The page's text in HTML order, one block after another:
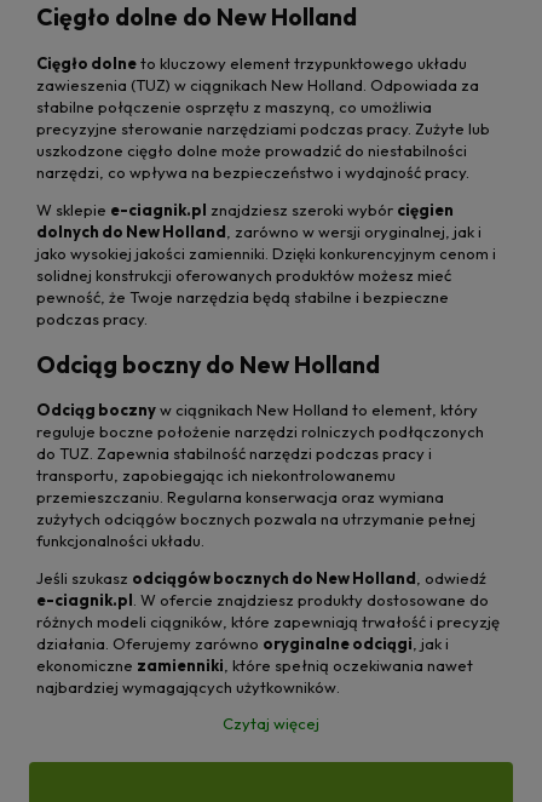
Cięgło dolne do New Holland
Cięgło dolneto kluczowy element trzypunktowego układu
zawieszenia (TUZ) w ciągnikach New Holland. Odpowiada za
stabilne połączenie osprzętu z maszyną, co umożliwia
precyzyjne sterowanie narzędziami podczas pracy. Zużyte lub
uszkodzone cięgło dolne może prowadzić do niestabilności
narzędzi, co wpływa na bezpieczeństwo i wydajność pracy.
W sklepie e-ciagnik.pl znajdziesz szeroki wybór cięgien
dolnych do New Holland , zarówno w wersji oryginalnej, jak i
jako wysokiej jakości zamienniki. Dzięki konkurencyjnym cenom i
solidnej konstrukcji oferowanych produktów możesz mieć
pewność, że Twoje narzędzia będą stabilne i bezpieczne
podczas pracy.
Odciąg boczny do New Holland
Odciąg bocznyw ciągnikach New Holland to element, który
reguluje boczne położenie narzędzi rolniczych podłączonych
do TUZ. Zapewnia stabilność narzędzi podczas pracy i
transportu, zapobiegając ich niekontrolowanemu
przemieszczaniu. Regularna konserwacja oraz wymiana
zużytych odciągów bocznych pozwala na utrzymanie pełnej
funkcjonalności układu.
Jeśli szukasz odciągów bocznych do New Holland , odwiedź
e-ciagnik.pl . W ofercie znajdziesz produkty dostosowane do
różnych modeli ciągników, które zapewniają trwałość i precyzję
działania. Oferujemy zarówno oryginalne odciągi , jak i
ekonomiczne zamienniki , które spełnią oczekiwania nawet
najbardziej wymagających użytkowników.
Czytaj więcej